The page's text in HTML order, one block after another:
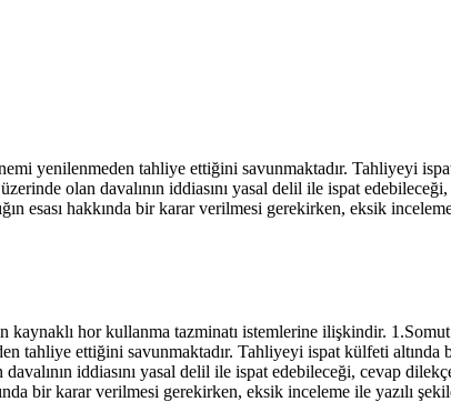
yenilenmeden tahliye ettiğini savunmaktadır. Tahliyeyi
olan davalının iddiasını yasal delil ile ispat
esası hakkında bir karar verilmesi gerekirken, eksik
hor kullanma tazminatı istemlerine ilişkindir. 1.Somut
tahliye ettiğini savunmaktadır. Tahliyeyi ispat külfeti altında
iddiasını yasal delil ile ispat edebileceği, cevap
bir karar verilmesi gerekirken, eksik inceleme ile yazılı